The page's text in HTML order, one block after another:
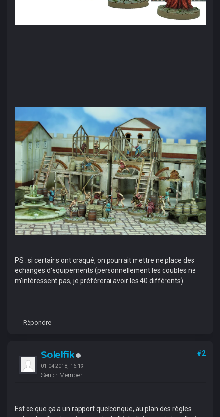
PS : si certains ont craqué, on pourrait mettre ne place des
échanges d'équipements (personnellement les doubles ne
m'intéressent pas, je préférerai avoir les 40 différents).
Répondre
Solelfik
01-04-2018, 16:13
Senior Member
#2
Est ce que ça a un rapport quelconque, au plan des règles